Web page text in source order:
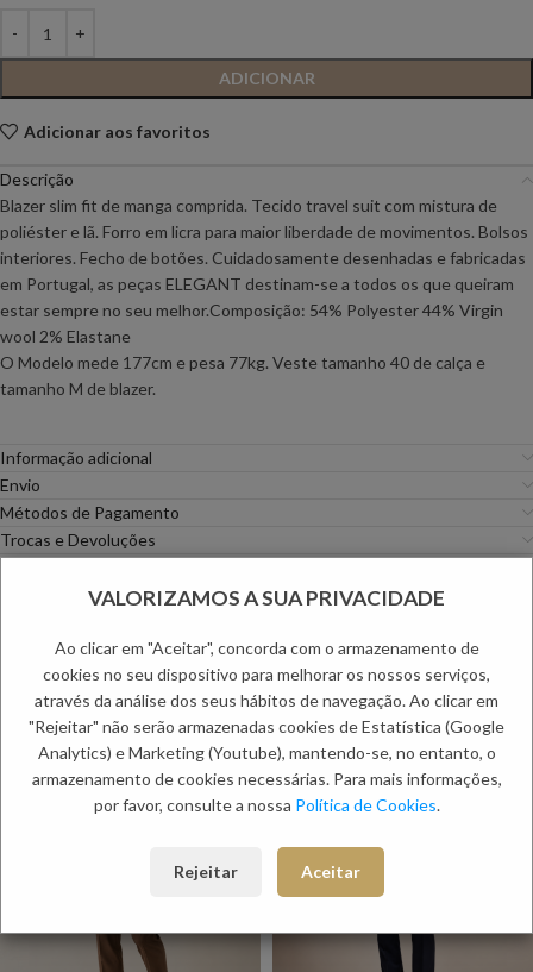
ADICIONAR
Adicionar aos favoritos
Descrição
Blazer slim fit de manga comprida. Tecido travel suit com mistura de
poliéster e lã. Forro em licra para maior liberdade de movimentos. Bolsos
interiores. Fecho de botões. Cuidadosamente desenhadas e fabricadas
em Portugal, as peças ELEGANT destinam-se a todos os que queiram
estar sempre no seu melhor.Composição: 54% Polyester 44% Virgin
wool 2% Elastane
O Modelo mede 177cm e pesa 77kg. Veste tamanho 40 de calça e
tamanho M de blazer.
Informação adicional
Envio
Métodos de Pagamento
Trocas e Devoluções
Categorias: Fatos , Homem
VALORIZAMOS A SUA PRIVACIDADE
Ao clicar em "Aceitar", concorda com o armazenamento de
cookies no seu dispositivo para melhorar os nossos serviços,
através da análise dos seus hábitos de navegação. Ao clicar em
"Rejeitar" não serão armazenadas cookies de Estatística (Google
Analytics) e Marketing (Youtube), mantendo-se, no entanto, o
armazenamento de cookies necessárias. Para mais informações,
por favor, consulte a nossa Política de Cookies.
Rejeitar Aceitar